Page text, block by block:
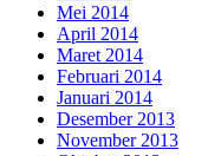
Mei 2014
April 2014
Maret 2014
Februari 2014
Januari 2014
Desember 2013
November 2013